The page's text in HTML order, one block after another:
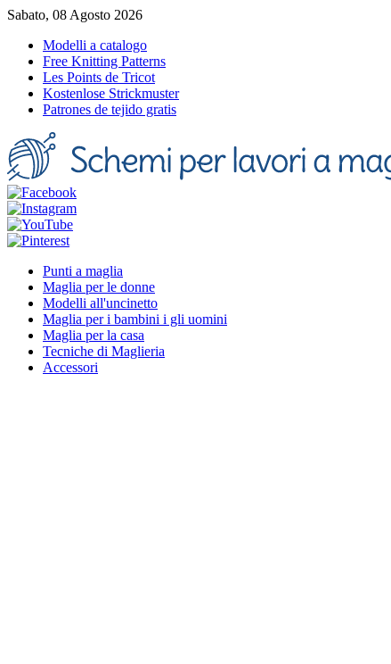
Sabato, 08 Agosto 2026
Modelli a catalogo
Free Knitting Patterns
Les Points de Tricot
Kostenlose Strickmuster
Patrones de tejido gratis
Punti a maglia
Maglia per le donne
Modelli all'uncinetto
Maglia per i bambini i gli uomini
Maglia per la casa
Tecniche di Maglieria
Accessori